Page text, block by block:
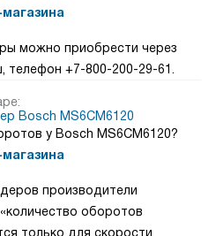
можно приобрести через
+7-800-200-29-61.
Bosch MS6CM6120
у Bosch MS6CM6120?
производители
оборотов
только для скорости